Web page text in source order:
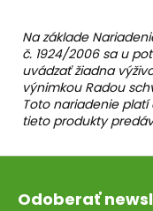
Na základe
č. 1924/2006 sa u
uvádzať žiadna
výnimkou Radou
Toto nariadenie
tieto produkty
Z
Odoberať